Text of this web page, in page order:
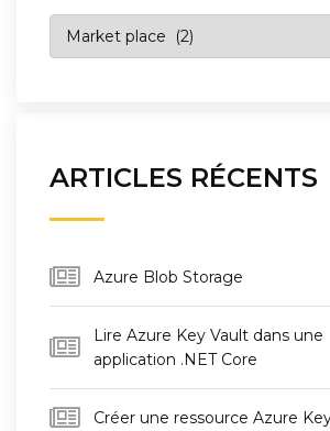
ARTICLES RÉCENTS
Azure Blob Storage
Lire Azure Key Vault dans une
application .NET Core
Créer une ressource Azure